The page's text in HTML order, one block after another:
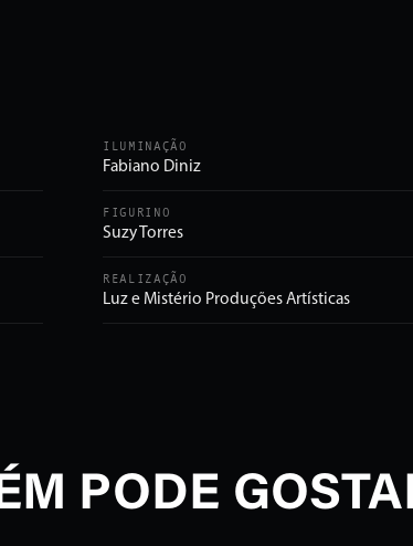
ILUMINAÇÃO
Fabiano Diniz
FIGURINO
Suzy Torres
REALIZAÇÃO
Luz e Mistério Produções Artísticas
PODE